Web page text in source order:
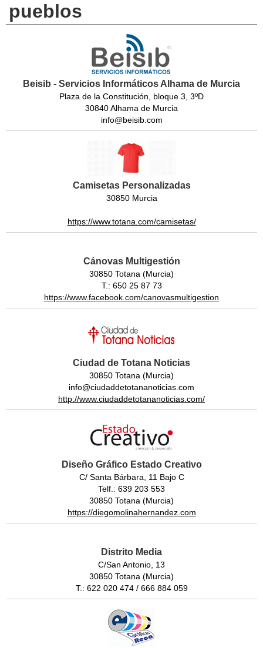
pueblos
Beisib - Servicios Informáticos Alhama de Murcia
Plaza de la Constitución, bloque 3, 3ºD
30840 Alhama de Murcia
info@beisib.com
Camisetas Personalizadas
30850 Murcia
https://www.totana.com/camisetas/
Cánovas Multigestión
30850 Totana (Murcia)
T.: 650 25 87 73
https://www.facebook.com/canovasmultigestion
Ciudad de Totana Noticias
30850 Totana (Murcia)
info@ciudaddetotananoticias.com
http://www.ciudaddetotananoticias.com/
Diseño Gráfico Estado Creativo
C/ Santa Bárbara, 11 Bajo C
Telf.: 639 203 553
30850 Totana (Murcia)
https://diegomolinahernandez.com
Distrito Media
C/San Antonio, 13
30850 Totana (Murcia)
T.: 622 020 474 / 666 884 059